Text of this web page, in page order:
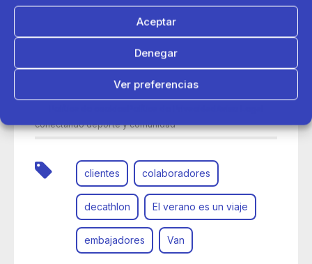
Aceptar
Denegar
Ver preferencias
conectando deporte y comunidad
clientes colaboradores
decathlon El verano es un viaje
embajadores Van